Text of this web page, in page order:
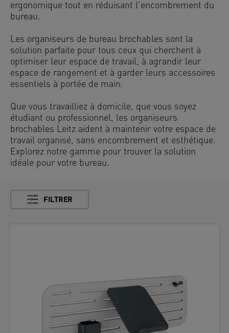
ergonomique tout en réduisant l'encombrement du
bureau.
Les organiseurs de bureau brochables sont la
solution parfaite pour tous ceux qui cherchent à
optimiser leur espace de travail, à agrandir leur
espace de rangement et à garder leurs accessoires
essentiels à portée de main.
Que vous travailliez à domicile, que vous soyez
étudiant ou professionnel, les organiseurs
brochables Leitz aident à maintenir votre espace de
travail organisé, sans encombrement et esthétique.
Explorez notre gamme pour trouver la solution
idéale pour votre bureau.
FILTRER